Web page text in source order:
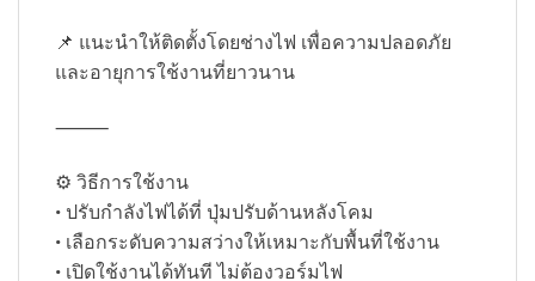
📌 แนะนำให้ติดตั้งโดยช่างไฟ เพื่อความปลอดภัย
และอายุการใช้งานที่ยาวนาน
⸻
⚙️ วิธีการใช้งาน
• ปรับกำลังไฟได้ที่ ปุ่มปรับด้านหลังโคม
• เลือกระดับความสว่างให้เหมาะกับพื้นที่ใช้งาน
• เปิดใช้งานได้ทันที ไม่ต้องวอร์มไฟ